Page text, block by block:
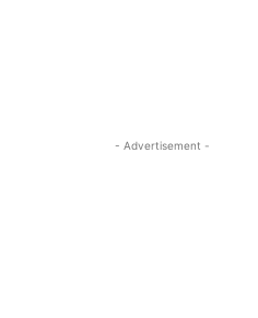
- Advertisement -